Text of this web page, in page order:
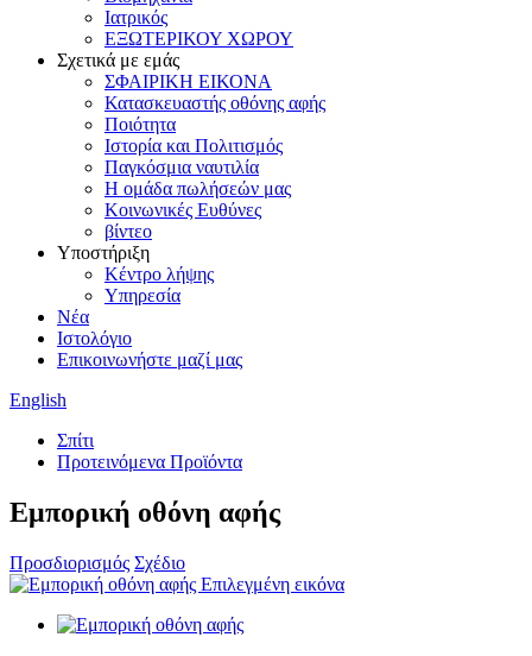
Ιατρικός
ΕΞΩΤΕΡΙΚΟΥ ΧΩΡΟΥ
Σχετικά με εμάς
ΣΦΑΙΡΙΚΗ ΕΙΚΟΝΑ
Κατασκευαστής οθόνης αφής
Ποιότητα
Ιστορία και Πολιτισμός
Παγκόσμια ναυτιλία
Η ομάδα πωλήσεών μας
Κοινωνικές Ευθύνες
βίντεο
Υποστήριξη
Κέντρο λήψης
Υπηρεσία
Νέα
Ιστολόγιο
Επικοινωνήστε μαζί μας
English
Σπίτι
Προτεινόμενα Προϊόντα
Εμπορική οθόνη αφής
Προσδιορισμός Σχέδιο